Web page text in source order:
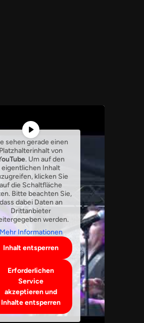
sehen gerade einen
Platzhalterinhalt von
. Um auf den
eigentlichen Inhalt
klicken Sie
auf die Schaltfläche
Bitte beachten Sie,
dass dabei Daten an
Drittanbieter
werden.
Mehr Informationen
Inhalt entsperren
Erforderlichen
Service
akzeptieren und
Inhalte entsperren